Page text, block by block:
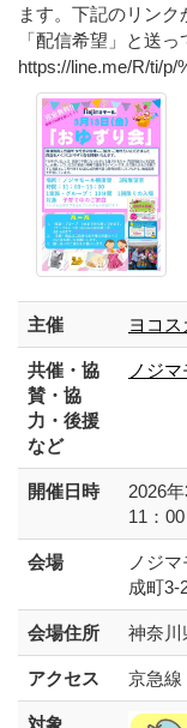
ます。下記のリン
「配信希望」と送っ
https://line.me/R/ti/p/
主催 ヨコ
共催・協
賛・協
力・後援
など
ノジ
開催日時
2026
11：
会場
ノジ
成町3-
会場住所 神奈川
アクセス 京急線
対象